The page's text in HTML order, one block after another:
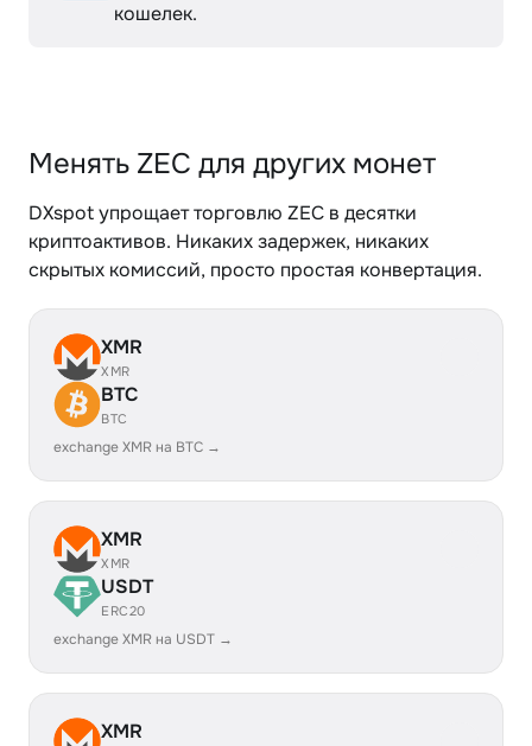
кошелек.
Менять ZEC для других монет
DXspot упрощает торговлю ZEC в десятки
криптоактивов. Никаких задержек, никаких
скрытых комиссий, просто простая конвертация.
XMR
XMR
BTC
BTC
exchange XMR на BTC →
XMR
XMR
USDT
ERC20
exchange XMR на USDT →
XMR